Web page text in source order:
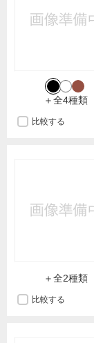
＋全4種類
比較する
＋全2種類
比較する